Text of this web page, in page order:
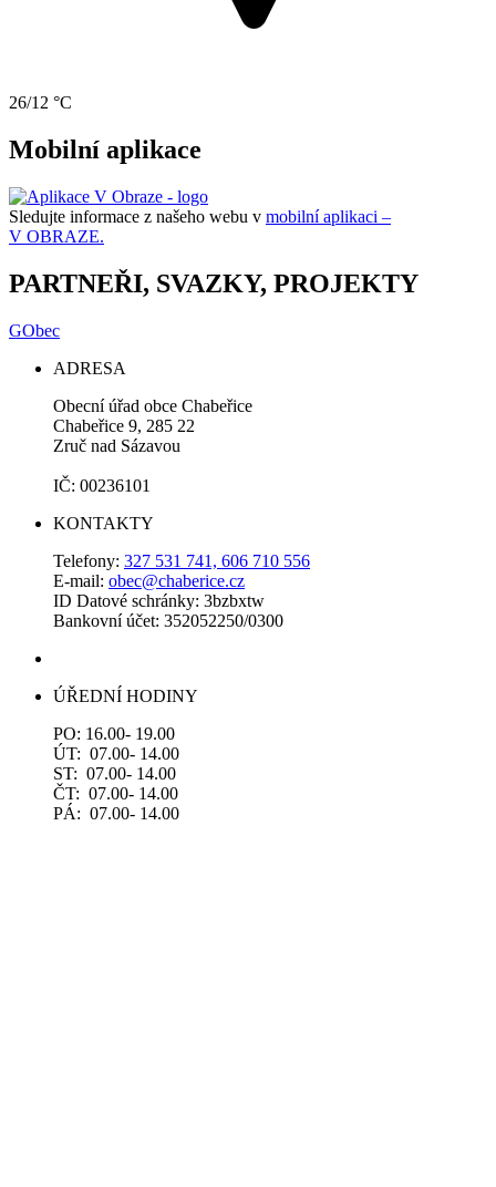
26/12 °C
Mobilní aplikace
Sledujte informace z našeho webu v mobilní aplikaci –
V OBRAZE.
PARTNEŘI, SVAZKY, PROJEKTY
GObec
ADRESA
Obecní úřad obce Chabeřice
Chabeřice 9, 285 22
Zruč nad Sázavou
IČ: 00236101
KONTAKTY
Telefony: 327 531 741, 606 710 556
E-mail: obec@chaberice.cz
ID Datové schránky: 3bzbxtw
Bankovní účet: 352052250/0300
ÚŘEDNÍ HODINY
PO: 16.00- 19.00
ÚT: 07.00- 14.00
ST: 07.00- 14.00
ČT: 07.00- 14.00
PÁ: 07.00- 14.00